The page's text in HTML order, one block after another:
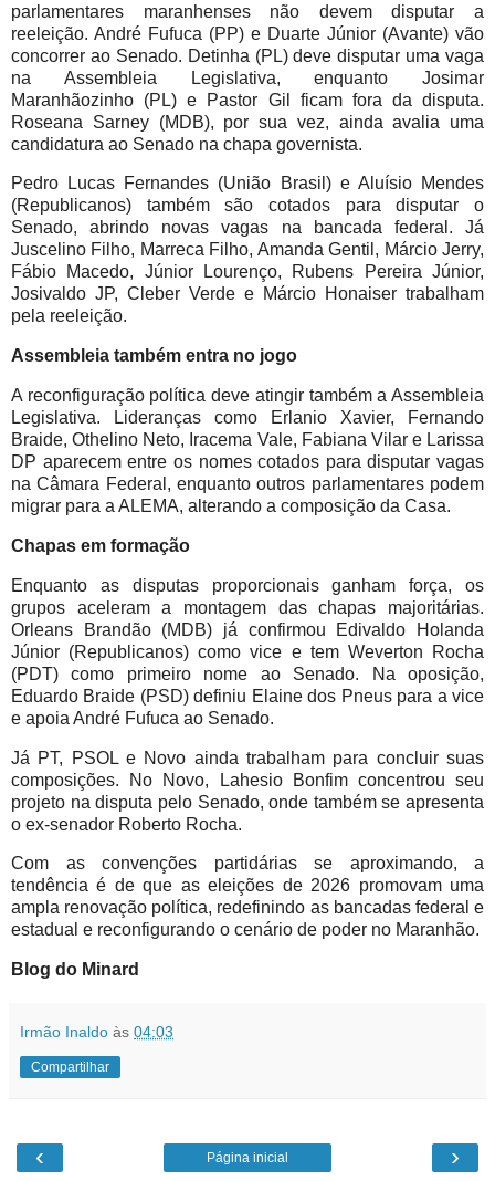
parlamentares maranhenses não devem disputar a
reeleição. André Fufuca (PP) e Duarte Júnior (Avante) vão
concorrer ao Senado. Detinha (PL) deve disputar uma vaga
na Assembleia Legislativa, enquanto Josimar
Maranhãozinho (PL) e Pastor Gil ficam fora da disputa.
Roseana Sarney (MDB), por sua vez, ainda avalia uma
candidatura ao Senado na chapa governista.
Pedro Lucas Fernandes (União Brasil) e Aluísio Mendes
(Republicanos) também são cotados para disputar o
Senado, abrindo novas vagas na bancada federal. Já
Juscelino Filho, Marreca Filho, Amanda Gentil, Márcio Jerry,
Fábio Macedo, Júnior Lourenço, Rubens Pereira Júnior,
Josivaldo JP, Cleber Verde e Márcio Honaiser trabalham
pela reeleição.
Assembleia também entra no jogo
A reconfiguração política deve atingir também a Assembleia
Legislativa. Lideranças como Erlanio Xavier, Fernando
Braide, Othelino Neto, Iracema Vale, Fabiana Vilar e Larissa
DP aparecem entre os nomes cotados para disputar vagas
na Câmara Federal, enquanto outros parlamentares podem
migrar para a ALEMA, alterando a composição da Casa.
Chapas em formação
Enquanto as disputas proporcionais ganham força, os
grupos aceleram a montagem das chapas majoritárias.
Orleans Brandão (MDB) já confirmou Edivaldo Holanda
Júnior (Republicanos) como vice e tem Weverton Rocha
(PDT) como primeiro nome ao Senado. Na oposição,
Eduardo Braide (PSD) definiu Elaine dos Pneus para a vice
e apoia André Fufuca ao Senado.
Já PT, PSOL e Novo ainda trabalham para concluir suas
composições. No Novo, Lahesio Bonfim concentrou seu
projeto na disputa pelo Senado, onde também se apresenta
o ex-senador Roberto Rocha.
Com as convenções partidárias se aproximando, a
tendência é de que as eleições de 2026 promovam uma
ampla renovação política, redefinindo as bancadas federal e
estadual e reconfigurando o cenário de poder no Maranhão.
Blog do Minard
Irmão Inaldo às 04:03
Compartilhar
‹ ›
Página inicial